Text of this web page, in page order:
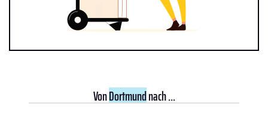
VonDortmundnach ...